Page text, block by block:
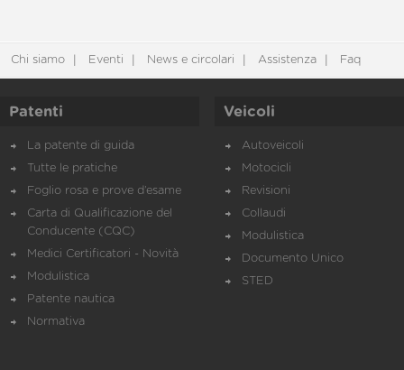
Chi siamo Eventi News e circolari Assistenza Faq
Patenti
La patente di guida
Tutte le pratiche
Foglio rosa e prove d’esame
Carta di Qualificazione del
Conducente (CQC)
Medici Certificatori - Novità
Modulistica
Patente nautica
Normativa
Veicoli
Autoveicoli
Motocicli
Revisioni
Collaudi
Modulistica
Documento Unico
STED